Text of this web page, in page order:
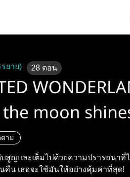
ยาย) 28 ตอน
moon
าม
สูญและเต็มไปด้วยความปรารถนาที่ไ
คืน เธอจะใช้มันให้อย่างคุ้มค่าที่สุด!